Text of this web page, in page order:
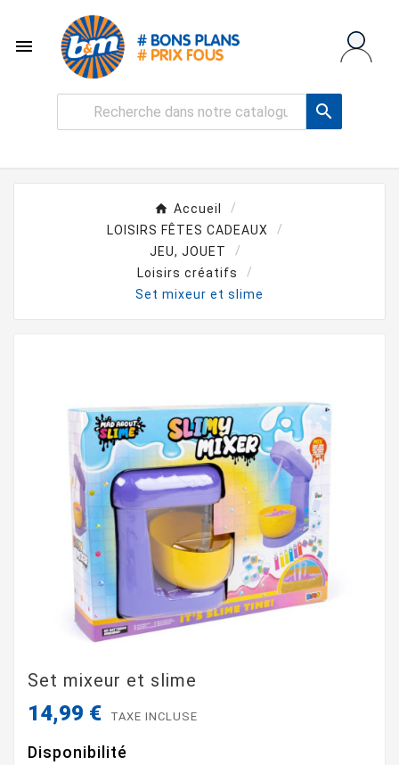


Accueil
LOISIRS FÊTES CADEAUX
JEU, JOUET
Loisirs créatifs
Set mixeur et slime
Set mixeur et slime
14,99 € TAXE INCLUSE
Disponibilité